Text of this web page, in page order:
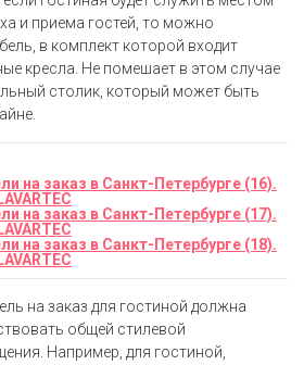
и приема гостей, то можно
в комплект которой входит
кресла. Не помешает в этом случае
столик, который может быть
на заказ для гостиной должна
общей стилевой
Например, для гостиной,